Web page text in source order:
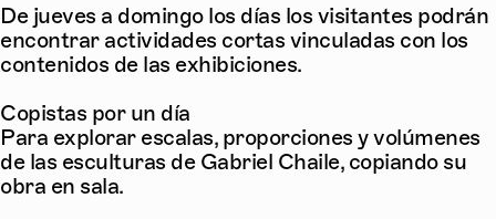
De jueves a domingo los días los visitantes podrán
encontrar actividades cortas vinculadas con los
contenidos de las exhibiciones.
Copistas por un día
Para explorar escalas, proporciones y volúmenes
de las esculturas de Gabriel Chaile, copiando su
obra en sala.